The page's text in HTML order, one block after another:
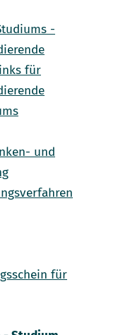
-
für
und
für